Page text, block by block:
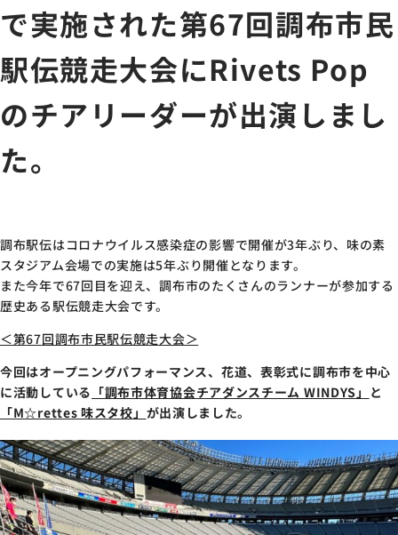
で実施された第67回調布市民
駅伝競走大会にRivets Pop
のチアリーダーが出演しまし
た。
調布駅伝はコロナウイルス感染症の影響で開催が3年ぶり、味の素
スタジアム会場での実施は5年ぶり開催となります。
また今年で67回目を迎え、調布市のたくさんのランナーが参加する
歴史ある駅伝競走大会です。
＜第67回調布市民駅伝競走大会＞
今回はオープニングパフォーマンス、花道、表彰式に調布市を中心
に活動している 「調布市体育協会チアダンスチーム WINDYS」 と
「M☆rettes 味スタ校」 が出演しました。